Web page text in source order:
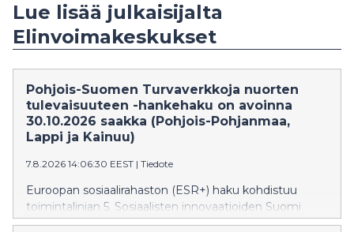
Lue lisää julkaisijalta
Elinvoimakeskukset
Pohjois-Suomen Turvaverkkoja nuorten
tulevaisuuteen -hankehaku on avoinna
30.10.2026 saakka (Pohjois-Pohjanmaa,
Lappi ja Kainuu)
7.8.2026 14:06:30 EEST | Tiedote
Euroopan sosiaalirahaston (ESR+) haku kohdistuu
toimintalinjan 5. Sosiaalisten innovaatioiden Suomi
erityistavoitteeseen 5.1. Turvaverkkoja nuorten